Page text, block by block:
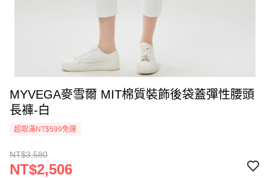
MYVEGA麥雪爾 MIT棉質裝飾後袋蓋彈性腰頭
長褲-白
超取滿NT$599免運
NT$3,580
NT$2,506